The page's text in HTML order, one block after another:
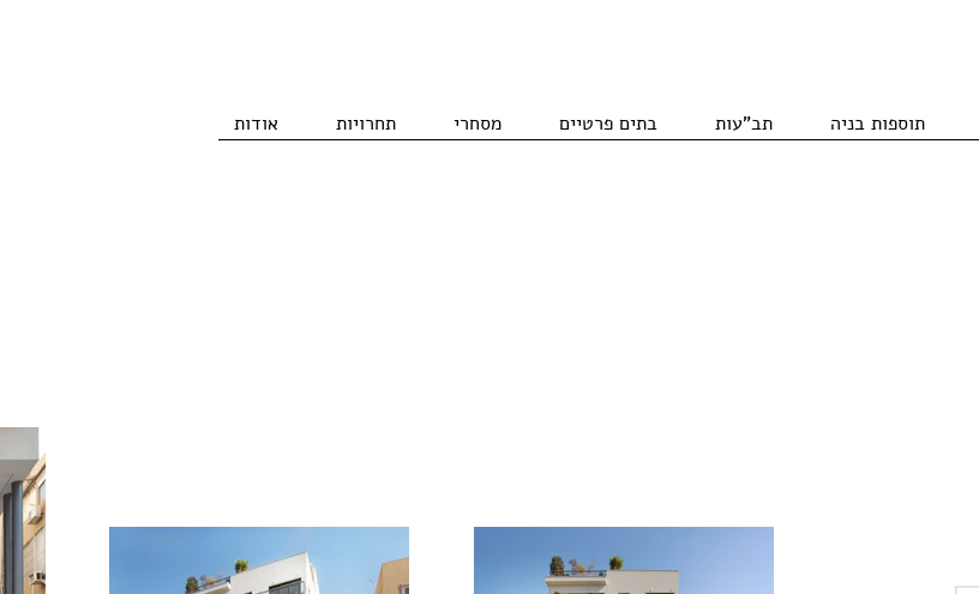
אודות תחרויות מסחרי בתים פרטיים תב"עות תוספות בניה